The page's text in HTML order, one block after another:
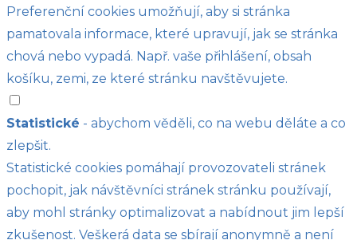
Preferenční cookies umožňují, aby si stránka
pamatovala informace, které upravují, jak se stránka
chová nebo vypadá. Např. vaše přihlášení, obsah
košíku, zemi, ze které stránku navštěvujete.
Statistické - abychom věděli, co na webu děláte a co
zlepšit.
Statistické cookies pomáhají provozovateli stránek
pochopit, jak návštěvníci stránek stránku používají,
aby mohl stránky optimalizovat a nabídnout jim lepší
zkušenost. Veškerá data se sbírají anonymně a není